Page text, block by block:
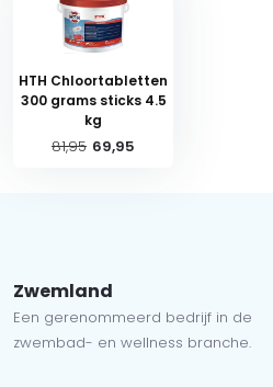
HTH Chloortabletten
300 grams sticks 4.5
kg
81,95 69,95
Zwemland
Een gerenommeerd bedrijf in de
zwembad- en wellness branche.